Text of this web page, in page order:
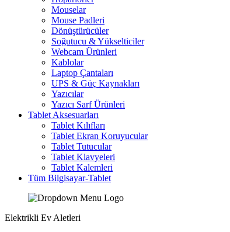
Mouselar
Mouse Padleri
Dönüştürücüler
Soğutucu & Yükselticiler
Webcam Ürünleri
Kablolar
Laptop Çantaları
UPS & Güç Kaynakları
Yazıcılar
Yazıcı Sarf Ürünleri
Tablet Aksesuarları
Tablet Kılıfları
Tablet Ekran Koruyucular
Tablet Tutucular
Tablet Klavyeleri
Tablet Kalemleri
Tüm Bilgisayar-Tablet
Elektrikli Ev Aletleri